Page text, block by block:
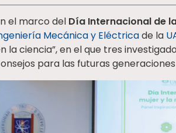
el marco del Día Internacional de
Mecánica y Eléctricade la
la ciencia”, en el que tres
para las futuras